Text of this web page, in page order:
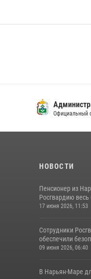
Официальный
НОВОСТИ
Пенсионер из
Росгвардию весь
17 июня 2026, 11:53
Сотрудники
обеспечили
09 июня 2026, 06:40
В Нарьян-Маре